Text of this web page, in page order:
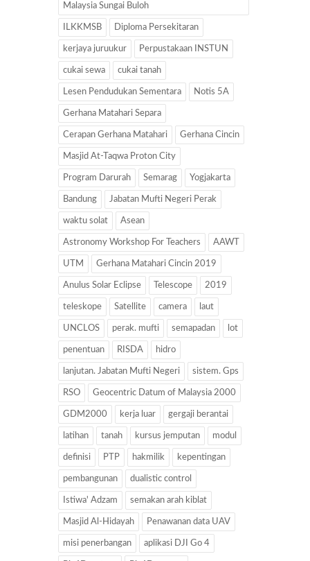
Malaysia Sungai Buloh
ILKKMSB Diploma Persekitaran
kerjaya juruukur Perpustakaan INSTUN
cukai sewa cukai tanah
Lesen Pendudukan Sementara Notis 5A
Gerhana Matahari Separa
Cerapan Gerhana Matahari Gerhana Cincin
Masjid At-Taqwa Proton City
Program Darurah Semarag Yogjakarta
Bandung Jabatan Mufti Negeri Perak
waktu solat Asean
Astronomy Workshop For Teachers AAWT
UTM Gerhana Matahari Cincin 2019
Anulus Solar Eclipse Telescope 2019
teleskope Satellite camera laut
UNCLOS perak. mufti semapadan lot
penentuan RISDA hidro
lanjutan. Jabatan Mufti Negeri sistem. Gps
RSO Geocentric Datum of Malaysia 2000
GDM2000 kerja luar gergaji berantai
latihan tanah kursus jemputan modul
definisi PTP hakmilik kepentingan
pembangunan dualistic control
Istiwa' Adzam semakan arah kiblat
Masjid Al-Hidayah Penawanan data UAV
misi penerbangan aplikasi DJI Go 4